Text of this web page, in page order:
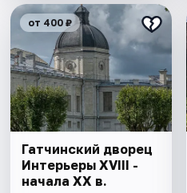
от 400 ₽
Гатчинский дворец
Интерьеры ХVIII -
начала ХХ в.